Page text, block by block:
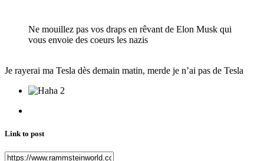
Ne mouillez pas vos draps en rêvant de Elon Musk qui
vous envoie des coeurs les nazis
Je rayerai ma Tesla dès demain matin, merde je n’ai pas de Tesla
2
Link to post